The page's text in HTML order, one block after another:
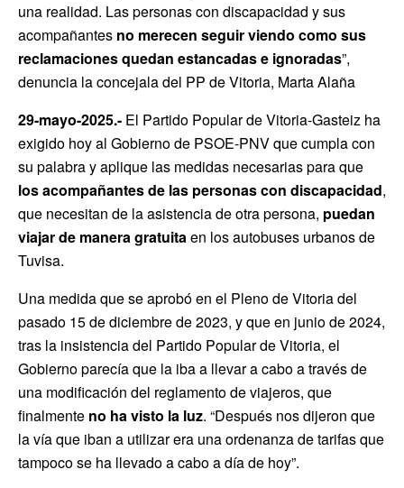
una realidad. Las personas con discapacidad y sus
acompañantes no merecen seguir viendo como sus
reclamaciones quedan estancadas e ignoradas”,
denuncia la concejala del PP de Vitoria, Marta Alaña
29-mayo-2025.- El Partido Popular de Vitoria-Gasteiz ha
exigido hoy al Gobierno de PSOE-PNV que cumpla con
su palabra y aplique las medidas necesarias para que
los acompañantes de las personas con discapacidad,
que necesitan de la asistencia de otra persona, puedan
viajar de manera gratuitaen los autobuses urbanos de
Tuvisa.
Una medida que se aprobó en el Pleno de Vitoria del
pasado 15 de diciembre de 2023, y que en junio de 2024,
tras la insistencia del Partido Popular de Vitoria, el
Gobierno parecía que la iba a llevar a cabo a través de
una modificación del reglamento de viajeros, que
finalmente no ha visto la luz. “Después nos dijeron que
la vía que iban a utilizar era una ordenanza de tarifas que
tampoco se ha llevado a cabo a día de hoy”.